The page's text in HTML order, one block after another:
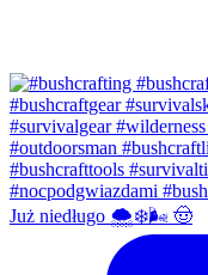
Już niedługo 🌨❄️🌬 🤠